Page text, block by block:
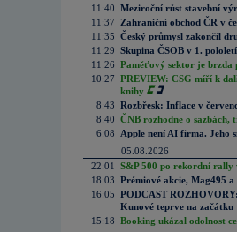
11:40 Meziroční růst stavební
11:37
Zahraniční obchod ČR v
11:35 Český průmysl zakončil
11:29 Skupina ČSOB v 1.
11:26 Paměťový sektor je brzda
10:27 PREVIEW: CSG míří k
knihy
8:43 Rozbřesk: Inflace v
8:40 ČNB rozhodne o
6:08
Apple není AI firma. Jeho
05.08.2026
22:01
S&P 500 po rekordní rally
18:03 Prémiové akcie, Mag495
16:05 PODCAST
Kunové teprve na začátku
15:18 Booking ukázal odolnost